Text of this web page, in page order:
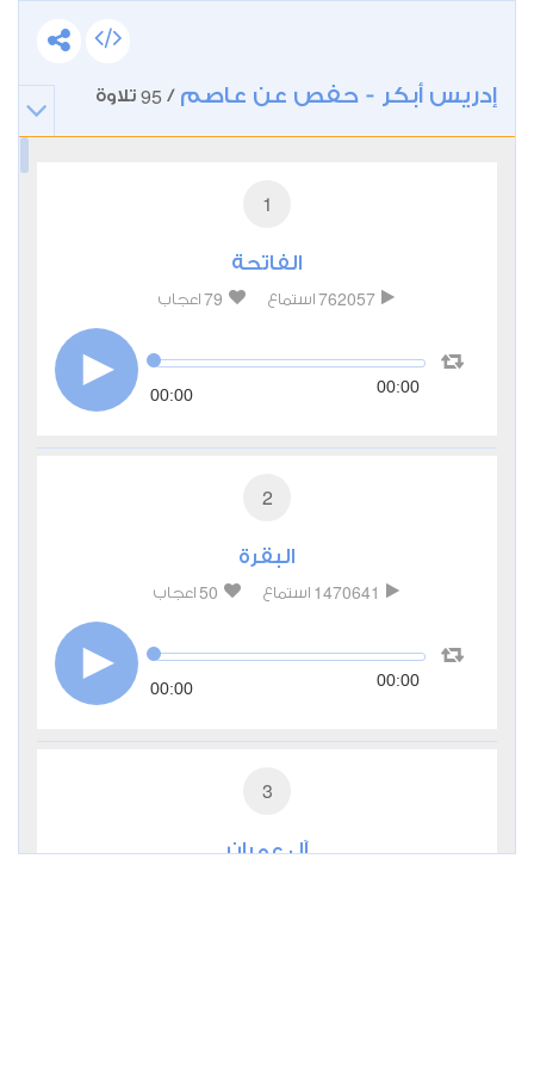
إدريس أبكر - حفص عن عاصم /
95 تلاوة
1
الفاتحة
762057 استماع 79 اعجاب
00:00 00:00
2
البقرة
1470641 استماع 50 اعجاب
00:00 00:00
3
آل عمران